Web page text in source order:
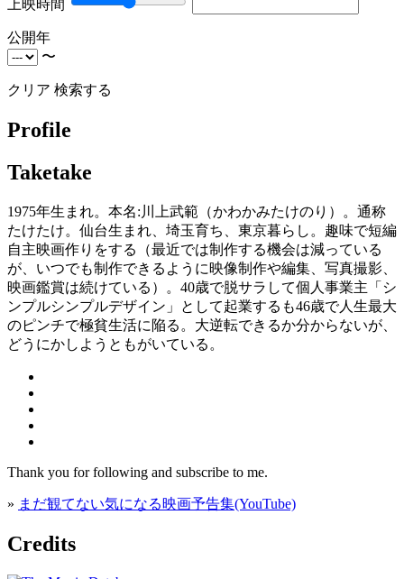
上映時間
公開年
〜
クリア 検索する
Profile
Taketake
1975年生まれ。本名:川上武範（かわかみたけのり）。通称
たけたけ。仙台生まれ、埼玉育ち、東京暮らし。趣味で短編
自主映画作りをする（最近では制作する機会は減っている
が、いつでも制作できるように映像制作や編集、写真撮影、
映画鑑賞は続けている）。40歳で脱サラして個人事業主「シ
ンプルシンプルデザイン」として起業するも46歳で人生最大
のピンチで極貧生活に陥る。大逆転できるか分からないが、
どうにかしようともがいている。
Thank you for following and subscribe to me.
» まだ観てない気になる映画予告集(YouTube)
Credits